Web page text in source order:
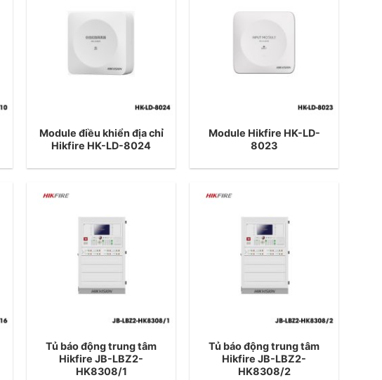
Module điều khiển địa chỉ
Hikfire HK-LD-8024
Module Hikfire HK-LD-
8023
Tủ báo động trung tâm
Hikfire JB-LBZ2-
HK8308/1
Tủ báo động trung tâm
Hikfire JB-LBZ2-
HK8308/2